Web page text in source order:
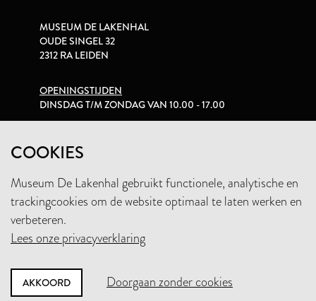
COOKIES
Museum De Lakenhal gebruikt functionele, analytische en
trackingcookies om de website optimaal te laten werken en
verbeteren.
Lees onze privacyverklaring
AKKOORD Doorgaan zonder cookies
MUSEUM DE LAKENHAL
OUDE SINGEL 32
2312 RA LEIDEN
OPENINGSTIJDEN
DINSDAG T/M ZONDAG VAN 10.00 - 17.00
+31 (0)71 5165360
INFO@LAKENHAL.NL
STEUN HET MUSEUM
NIEUWSBRIEF